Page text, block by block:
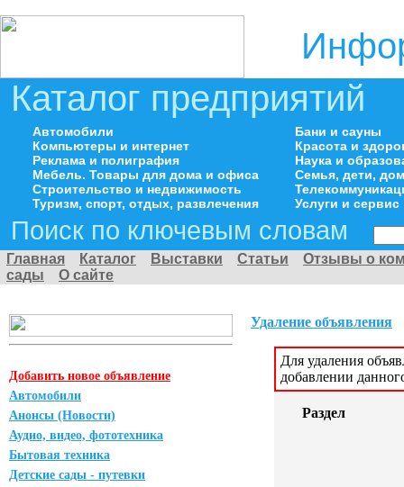
Каталог предприятий
Автомобили
Компьютеры и интернет
Реклама и полиграфия
Мебель. Товары для дома и офиса
Строительство и недвижимость
Туризм, спорт, отдых, развлечения
Бани и сауны
Красота и
Наука и
Семья, дети,
Услуги и сервис
Поиск по ключевым словам
Главная Каталог Выставки Статьи
Отзывы о
сады
О сайте
Добавить новое объявление
Автомобили
Анонсы (Новости)
Аудио, видео, фототехника
Бытовая техника
Детские сады - путевки
Удаление объявления
Для удаления
добавлении
Раздел